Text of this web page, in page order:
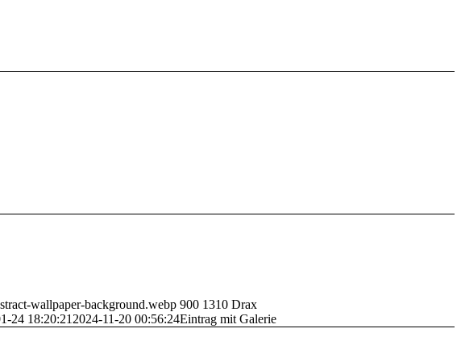
wallpaper-background.webp 900 1310 Drax
24 18:20:21 2024-11-20 00:56:24Eintrag mit Galerie